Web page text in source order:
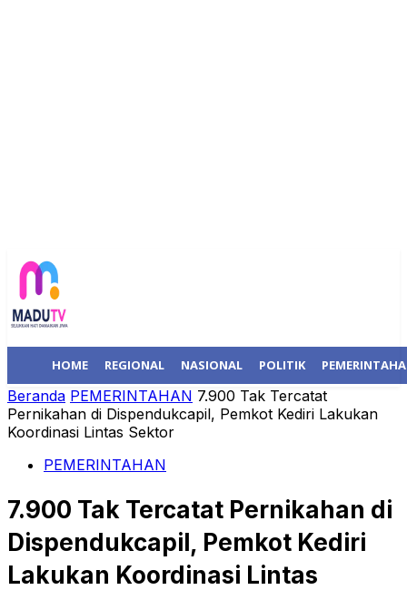
HOME REGIONAL NASIONAL POLITIK
Beranda PEMERINTAHAN 7.900 Tak Tercatat
Pernikahan di Dispendukcapil, Pemkot Kediri Lakukan
Koordinasi Lintas Sektor
PEMERINTAHAN
7.900 Tak Tercatat Pernikahan di
Dispendukcapil, Pemkot Kediri
Lakukan Koordinasi Lintas